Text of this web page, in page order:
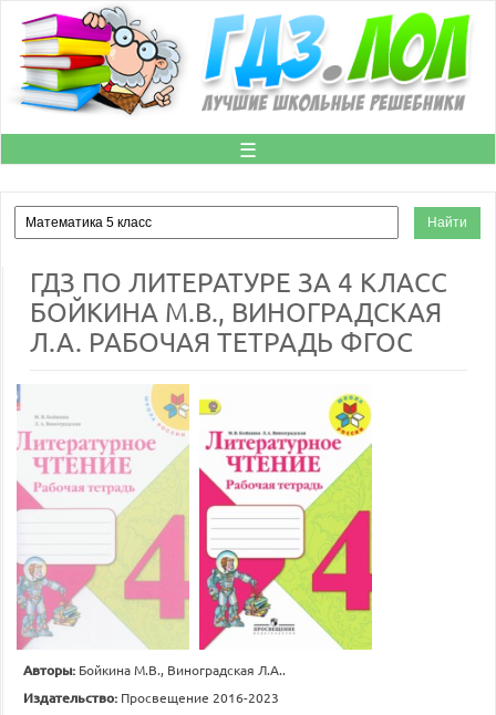
☰
ГДЗ ПО ЛИТЕРАТУРЕ ЗА 4 КЛАСС
БОЙКИНА М.В., ВИНОГРАДСКАЯ
Л.А. РАБОЧАЯ ТЕТРАДЬ ФГОС
Авторы: Бойкина М.В., Виноградская Л.А..
Издательство: Просвещение 2016-2023